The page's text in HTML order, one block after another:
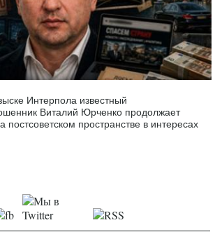
Интерпола известный
Виталий Юрченко продолжает
постсоветском пространстве в интересах